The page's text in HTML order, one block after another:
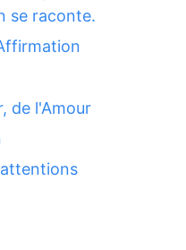
se raconte.
de l'Amour